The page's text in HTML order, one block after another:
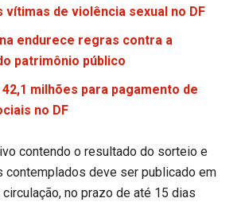
vítimas de violência sexual no DF
endurece regras contra a
patrimônio público
42,1 milhões para pagamento de
no DF
contendo o resultado do sorteio e
deve ser publicado em
no prazo de até 15 dias